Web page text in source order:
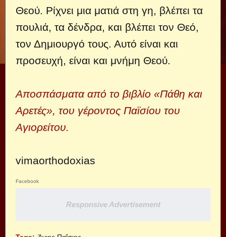
Θεού. Ρίχνει μια ματιά στη γη, βλέπει τα
πουλιά, τα δένδρα, και βλέπει τον Θεό,
τον Δημιουργό τους. Αυτό είναι και
προσευχή, είναι και μνήμη Θεού.
Αποσπάσματα από το βιβλίο «Πάθη και
Αρετές», του γέροντος Παϊσίου του
Aγιορείτου.
vimaorthodoxias
Facebook
Responsive Advertisement